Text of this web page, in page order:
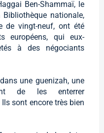
Ben-Shammaï, le
nationale,
de vingt-neuf, ont été
européens, qui eux-
à des négociants
une guenizah, une
de les enterrer
sont encore très bien